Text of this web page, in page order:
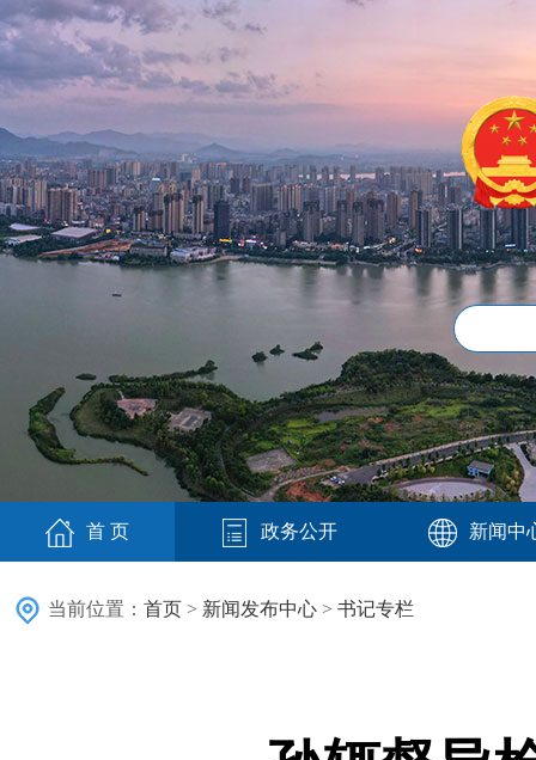
首 页 政务公开 新闻中
当前位置： 首页 > 新闻发布中心 > 书记专栏